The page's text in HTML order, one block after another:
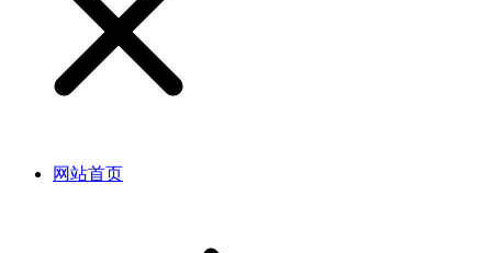
网站首页